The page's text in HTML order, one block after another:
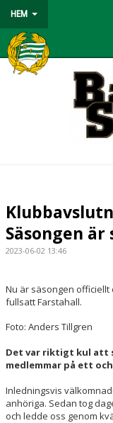
HEM
HEM
KALENDER
MATCHER
VÅRA LAG/TRÄNARE
HAMMARBY LAMPE
Säsongen är
2023-06-02 13:46
Nu är säsongen
fullsatt Farstahall.
Foto: Anders Tillgren
Det var riktigt kul att
medlemmar på ett
Inledningsvis
anhöriga. Sedan tog
och ledde oss genom